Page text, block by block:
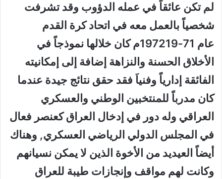
لم تكن عائقاً في عمله الدؤوب وقد تشرفت
شخصياً بالعمل معه في اتحاد كرة القدم
عام 71-1972
19م كان خلالها نموذجاً في
الأخلاق الحسنة والنزاهة إضافة إلى إمكانيته
الفائقة إدارياً وفنياَ فقد حقق نتائج جيدة عندما
كان مدرباً للمنتخبين الوطني والعسكري
العراقي وله دور في إدخال العراق كعنصر فعال
في المجلس الدولي الرياضي العسكري, وهناك
أيضاً العيديد من الأخوة الذين لا يمكن نسيانهم
وكانت لهم مواقف وإنجازات طيبة للعراق